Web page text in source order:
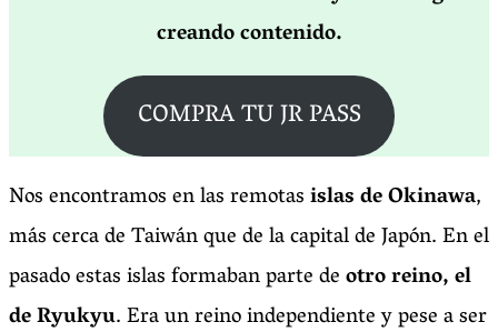
creando contenido.
COMPRA TU JR PASS
Nos encontramos en las remotasislas de Okinawa,
más cerca de Taiwán que de la capital de Japón. En el
pasado estas islas formaban parte deotro reino, el
de Ryukyu. Era un reino independiente y pese a ser